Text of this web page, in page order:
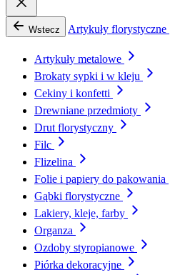
Wstecz Artykuły florystyczne
Artykuły metalowe
Brokaty sypki i w kleju
Cekiny i konfetti
Drewniane przedmioty
Drut florystyczny
Filc
Flizelina
Folie i papiery do pakowania
Gąbki florystyczne
Lakiery, kleje, farby
Organza
Ozdoby styropianowe
Piórka dekoracyjne